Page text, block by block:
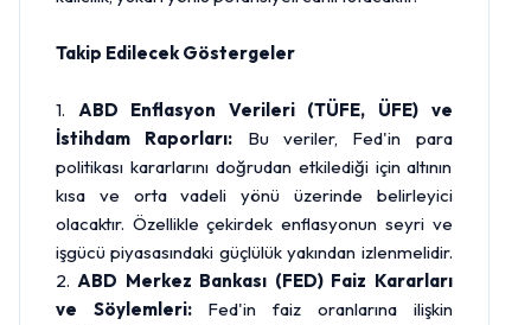
Takip Edilecek Göstergeler
1. ABD Enflasyon Verileri (TÜFE, ÜFE) ve
İstihdam Raporları: Bu veriler, Fed'in para
politikası kararlarını doğrudan etkilediği için altının
kısa ve orta vadeli yönü üzerinde belirleyici
olacaktır. Özellikle çekirdek enflasyonun seyri ve
işgücü piyasasındaki güçlülük yakından izlenmelidir.
2.ABD Merkez Bankası (FED) Faiz Kararları
ve Söylemleri:Fed'in faiz oranlarına ilişkin